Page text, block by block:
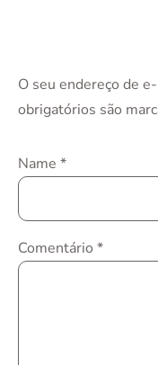
O seu endereço de
obrigatórios são
Name *
Comentário *